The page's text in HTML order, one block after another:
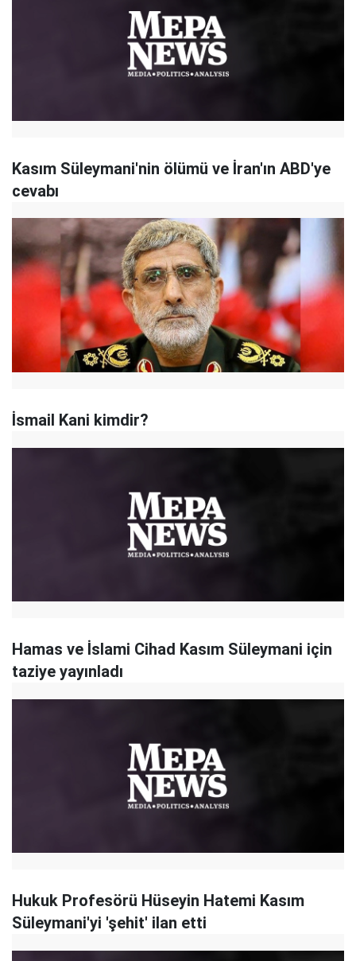
Kasım Süleymani'nin ölümü ve İran'ın ABD'ye
cevabı
İsmail Kani kimdir?
Hamas ve İslami Cihad Kasım Süleymani için
taziye yayınladı
Hukuk Profesörü Hüseyin Hatemi Kasım
Süleymani'yi 'şehit' ilan etti